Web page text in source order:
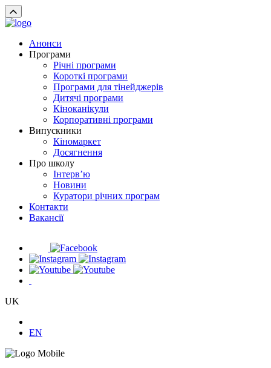
Анонси
Програми
Річні програми
Короткі програми
Програми для тінейджерів
Дитячі програми
Кіноканікули
Корпоративні програми
Випускники
Кіномаркет
Досягнення
Про школу
Інтерв’ю
Новини
Куратори річних програм
Контакти
Вакансії
UK
EN